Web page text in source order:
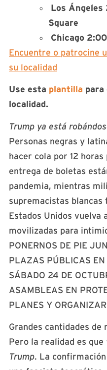
Los Ángeles
Square
Chicago
Encuentre o patrocine
su localidad
Use esta plantilla para
localidad.
Trump ya está
Personas negras y
hacer cola por 12
entrega de boletas
pandemia, mientras
supremacistas blancas
Estados Unidos vuelva
movilizadas para
PONERNOS DE PIE
PLAZAS PÚBLICAS
SÁBADO 24 DE
ASAMBLEAS EN
PLANES Y
Grandes cantidades de
Pero la realidad es que
Trump. La